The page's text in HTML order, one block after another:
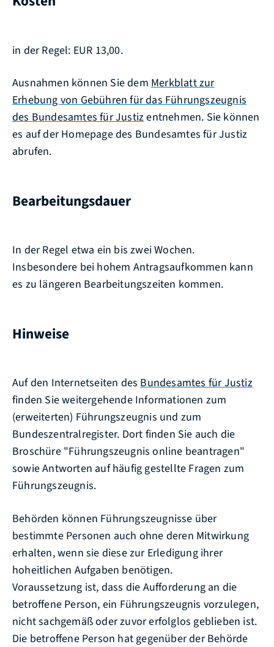
in der Regel: EUR 13,00.
Ausnahmen können Sie dem Merkblatt zur
Erhebung von Gebühren für das Führungszeugnis
des Bundesamtes für Justizentnehmen. Sie können
es auf der Homepage des Bundesamtes für Justiz
abrufen.
Bearbeitungsdauer
In der Regel etwa ein bis zwei Wochen.
Insbesondere bei hohem Antragsaufkommen kann
es zu längeren Bearbeitungszeiten kommen.
Hinweise
Auf den Internetseiten desBundesamtes für Justiz
finden Sie weitergehende Informationen zum
(erweiterten) Führungszeugnis und zum
Bundeszentralregister. Dort finden Sie auch die
Broschüre "Führungszeugnis online beantragen"
sowie Antworten aufhäufig gestellte Fragen zum
Führungszeugnis.
Behörden können Führungszeugnisse über
bestimmte Personen auch ohne deren Mitwirkung
erhalten, wenn sie diese zur Erledigung ihrer
hoheitlichen Aufgaben benötigen.
Voraussetzung ist, dass die Aufforderung an die
betroffene Person, ein Führungszeugnis vorzulegen,
nicht sachgemäß oder zuvor erfolglos geblieben ist.
Die betroffene Person hat gegenüber der Behörde